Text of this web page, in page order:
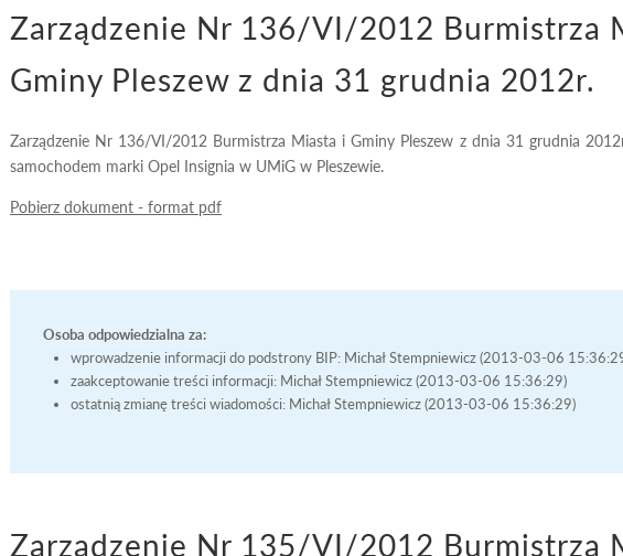
Zarządzenie Nr 136/VI/2012 Burmistrza
Gminy Pleszew z dnia 31 grudnia 2012r.
Zarządzenie Nr 136/VI/2012 Burmistrza Miasta i Gminy Pleszew z dnia 31 grudnia
samochodem marki Opel Insignia w UMiG w Pleszewie.
Pobierz dokument - format pdf
Osoba odpowiedzialna za:
wprowadzenie informacji do podstrony BIP: Michał Stempniewicz (2013-03-06
zaakceptowanie treści informacji: Michał Stempniewicz (2013-03-06 15:36:29)
ostatnią zmianę treści wiadomości: Michał Stempniewicz (2013-03-06 15:36:29)
Zarządzenie Nr 135/VI/2012 Burmistrza